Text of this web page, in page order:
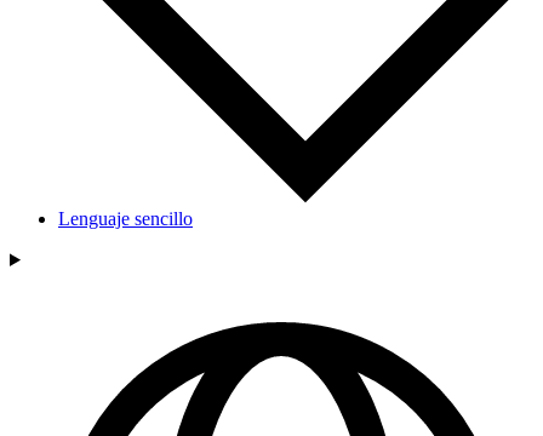
Lenguaje sencillo